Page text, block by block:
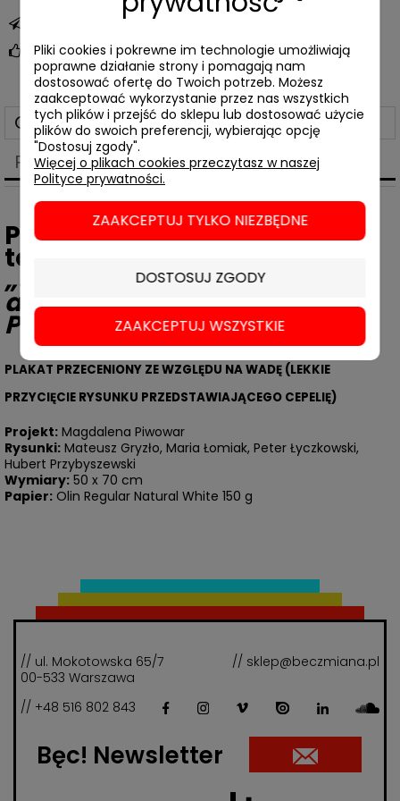
zapytaj o produkt
poleć znajomemu
Opis
Produkty powiązane
Plakat ŚRÓD PD - plakat
towarzyszący publikacji
„ŚRÓD PD. Ilustrowany atlas
architektury Śródmieścia
Południowego"
PLAKAT PRZECENIONY ZE WZGLĘDU NA WADĘ (LEKKIE
PRZYCIĘCIE RYSUNKU PRZEDSTAWIAJĄCEGO CEPELIĘ)
Projekt: Magdalena Piwowar
Rysunki: Mateusz Gryzło, Maria Łomiak, Peter Łyczkowski,
Hubert Przybyszewski
Wymiary: 50 x 70 cm
Papier: Olin Regular Natural White 150 g
// ul. Mokotowska 65/7
00-533 Warszawa
// sklep@beczmiana.pl
// +48 516 802 843
Bęc! Newsletter
Pliki cookies i pokrewne im technologie umożliwiają
poprawne działanie strony i pomagają nam
dostosować ofertę do Twoich potrzeb. Możesz
zaakceptować wykorzystanie przez nas wszystkich
tych plików i przejść do sklepu lub dostosować użycie
plików do swoich preferencji, wybierając opcję
"Dostosuj zgody".
Więcej o plikach cookies przeczytasz w naszej
Polityce prywatności.
ZAAKCEPTUJ TYLKO NIEZBĘDNE
DOSTOSUJ ZGODY
ZAAKCEPTUJ WSZYSTKIE